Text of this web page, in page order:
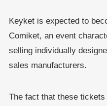
Keyket is expected to
Comiket, an event
selling individually
sales manufacturers.
The fact that these